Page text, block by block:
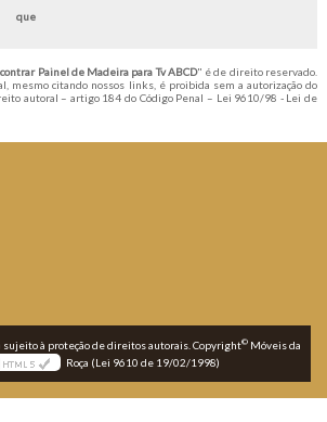
que
Painel de Madeira para Tv ABCD" é de direito reservado.
mesmo citando nossos links, é proibida sem a autorização do
autoral – artigo 184 do Código Penal – Lei 9610/98 - Lei de
à proteção de direitos autorais. Copyright© Móveis da
Roça (Lei 9610 de 19/02/1998)